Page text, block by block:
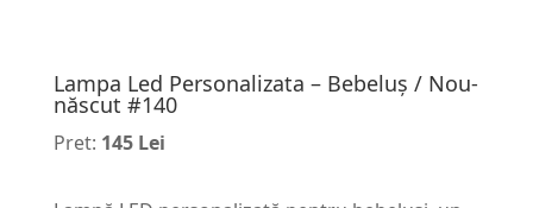
Lampa Led Personalizata – Bebeluș / Nou-
născut #140
Pret: 145 Lei